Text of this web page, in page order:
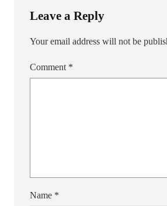
Leave a Reply
Your email address will not be
Comment *
Name *